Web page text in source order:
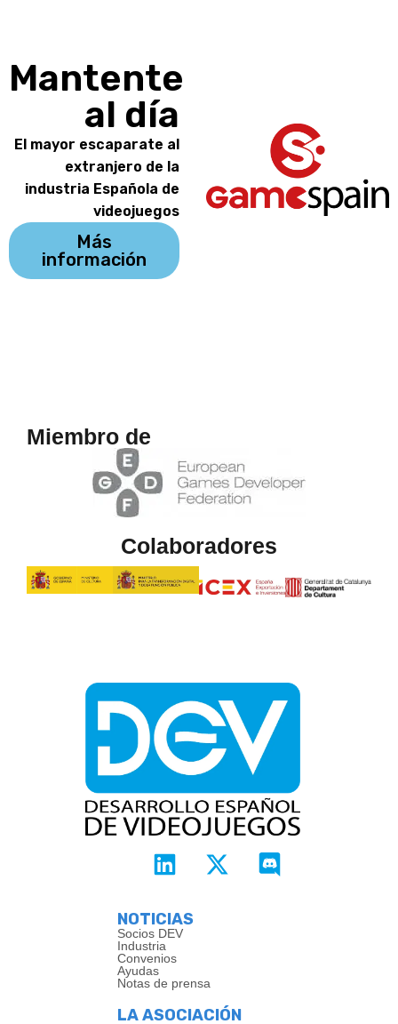
Mantente
al día
El mayor escaparate al
extranjero de la
industria Española de
videojuegos
Más
información
Miembro de
Colaboradores
NOTICIAS
Socios DEV
Industria
Convenios
Ayudas
Notas de prensa
LA ASOCIACIÓN